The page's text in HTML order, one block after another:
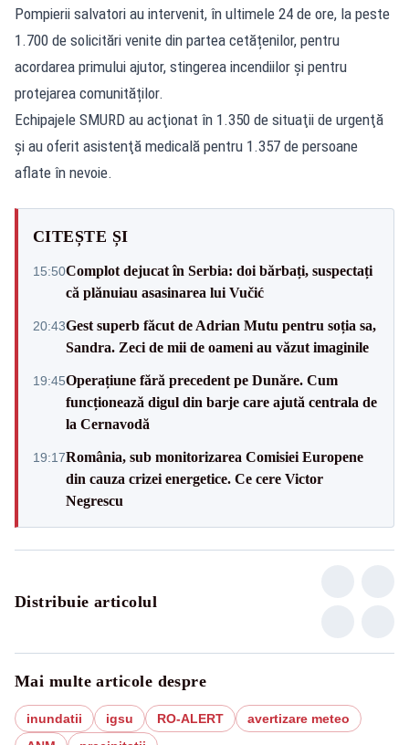
Pompierii salvatori au intervenit, în ultimele 24 de ore, la peste
1.700 de solicitări venite din partea cetățenilor, pentru
acordarea primului ajutor, stingerea incendiilor și pentru
protejarea comunităților.
Echipajele SMURD au acţionat în 1.350 de situaţii de urgenţă
şi au oferit asistenţă medicală pentru 1.357 de persoane
aflate în nevoie.
CITEȘTE ȘI
15:50Complot dejucat în Serbia: doi bărbați, suspectați
că plănuiau asasinarea lui Vučić
20:43Gest superb făcut de Adrian Mutu pentru soția sa,
Sandra. Zeci de mii de oameni au văzut imaginile
19:45Operațiune fără precedent pe Dunăre. Cum
funcționează digul din barje care ajută centrala de
la Cernavodă
19:17România, sub monitorizarea Comisiei Europene
din cauza crizei energetice. Ce cere Victor
Negrescu
Distribuie articolul
Mai multe articole despre
inundatii igsu RO-ALERT
avertizare meteo